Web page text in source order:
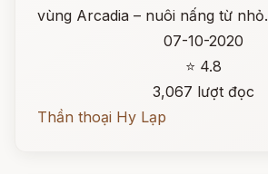
vùng Arcadia – nuôi nấng từ nhỏ.
07-10-2020
⭐ 4.8
3,067 lượt đọc
Thần thoại Hy Lạp